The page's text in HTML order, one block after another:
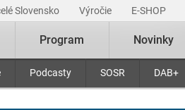
Slovensko Výročie E-SHOP
Podcasty SOSR DAB+
Program Novinky